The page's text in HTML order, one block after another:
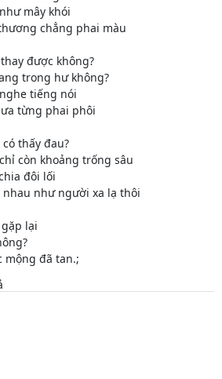
mây khói
chẳng phai màu
được không?
trong hư không?
tiếng nói
từng phai phôi
thấy đau?
còn khoảng trống sâu
đôi lối
như người xa lạ thôi
lại
mộng đã tan.;